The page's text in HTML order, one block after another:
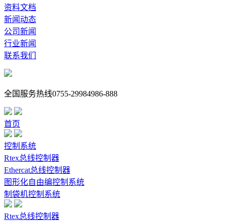
资料文档
新闻动态
公司新闻
行业新闻
联系我们
全国服务热线0755-29984986-888
首页
控制系统
Rtex总线控制器
Ethercat总线控制器
图形化自由编控制系统
制袋机控制系统
Rtex总线控制器